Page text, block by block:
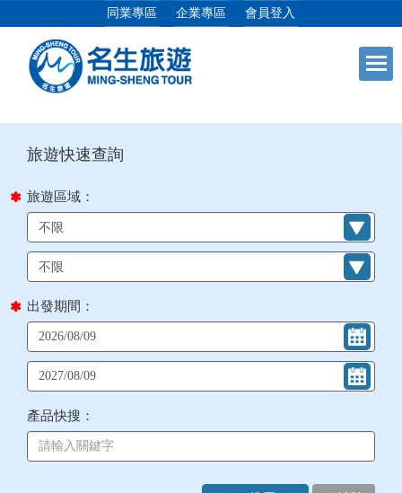
同業專區 企業專區 會員登入
日本專館 +
郵輪假期
海島假期 +
韓國
東南亞 +
美加紐澳 +
+
目前位置： 首頁 列表
旅遊區域：
出發期間：
產品快搜：